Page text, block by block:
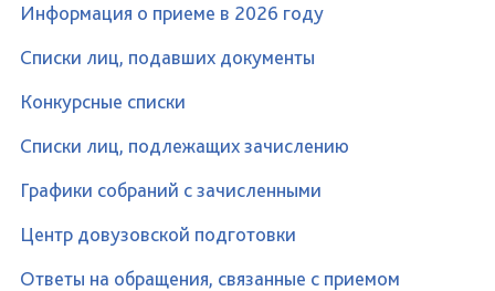
Информация о приеме в 2026 году
Списки лиц, подавших документы
Конкурсные списки
Списки лиц, подлежащих зачислению
Графики собраний с зачисленными
Центр довузовской подготовки
Ответы на обращения, связанные с приемом